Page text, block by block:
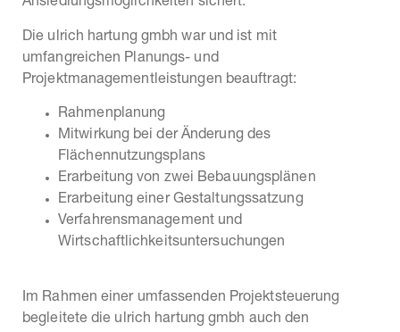
Die ulrich hartung gmbh war und ist mit
umfangreichen Planungs- und
Projektmanagementleistungen beauftragt:
Rahmenplanung
Mitwirkung bei der Änderung des
Flächennutzungsplans
Erarbeitung von zwei Bebauungsplänen
Erarbeitung einer Gestaltungssatzung
Verfahrensmanagement und
Wirtschaftlichkeitsuntersuchungen
Im Rahmen einer umfassenden Projektsteuerung
begleitete die ulrich hartung gmbh auch den